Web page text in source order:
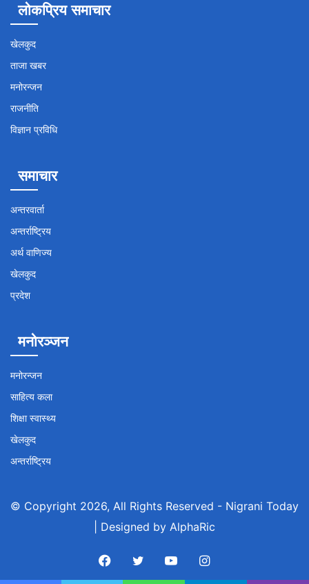
लोकप्रिय समाचार
खेलकुद
ताजा खबर
मनोरन्जन
राजनीति
विज्ञान प्रविधि
समाचार
अन्तरवार्ता
अन्तर्राष्ट्रिय
अर्थ वाणिज्य
खेलकुद
प्रदेश
मनोरञ्जन
मनोरन्जन
साहित्य कला
शिक्षा स्वास्थ्य
खेलकुद
अन्तर्राष्ट्रिय
© Copyright 2026, All Rights Reserved - Nigrani Today
| Designed by AlphaRic
Facebook
TwitterYouTubeInstagram